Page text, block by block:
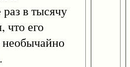
в тысячу
что его